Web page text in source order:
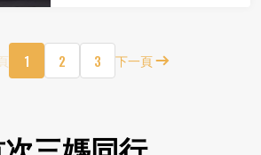
1 2 3 下一頁